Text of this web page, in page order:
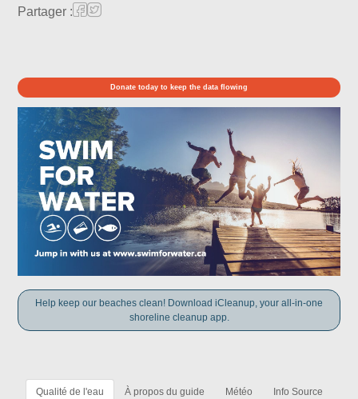
Partager :
Donate today to keep the data flowing
Help keep our beaches clean! Download iCleanup, your all-in-one
shoreline cleanup app.
Qualité de l'eau À propos du guide Météo Info Source